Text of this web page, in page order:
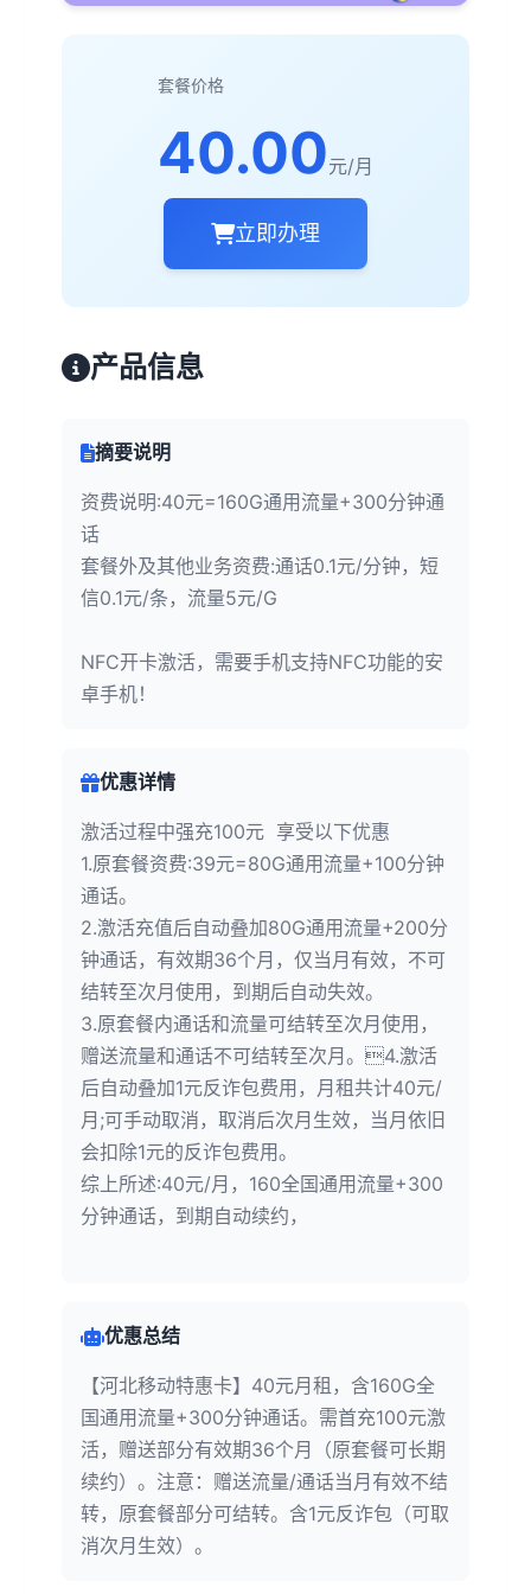
套餐价格
40.00元/月
立即办理
产品信息
摘要说明
资费说明:40元=160G通用流量+300分钟通
话
套餐外及其他业务资费:通话0.1元/分钟，短
信0.1元/条，流量5元/G
NFC开卡激活，需要手机支持NFC功能的安
卓手机！
优惠详情
激活过程中强充100元 享受以下优惠
1.原套餐资费:39元=80G通用流量+100分钟
通话。
2.激活充值后自动叠加80G通用流量+200分
钟通话，有效期36个月，仅当月有效，不可
结转至次月使用，到期后自动失效。
3.原套餐内通话和流量可结转至次月使用，
赠送流量和通话不可结转至次月。4.激活
后自动叠加1元反诈包费用，月租共计40元/
月;可手动取消，取消后次月生效，当月依旧
会扣除1元的反诈包费用。
综上所述:40元/月，160全国通用流量+300
分钟通话，到期自动续约，
优惠总结
【河北移动特惠卡】40元月租，含160G全
国通用流量+300分钟通话。需首充100元激
活，赠送部分有效期36个月（原套餐可长期
续约）。注意：赠送流量/通话当月有效不结
转，原套餐部分可结转。含1元反诈包（可取
消次月生效）。